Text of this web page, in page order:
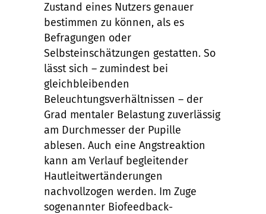
Zustand eines Nutzers genauer
bestimmen zu können, als es
Befragungen oder
Selbsteinschätzungen gestatten. So
lässt sich – zumindest bei
gleichbleibenden
Beleuchtungsverhältnissen – der
Grad mentaler Belastung zuverlässig
am Durchmesser der Pupille
ablesen. Auch eine Angstreaktion
kann am Verlauf begleitender
Hautleitwertänderungen
nachvollzogen werden. Im Zuge
sogenannter Biofeedback-